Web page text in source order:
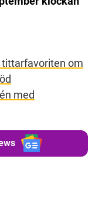
om
med